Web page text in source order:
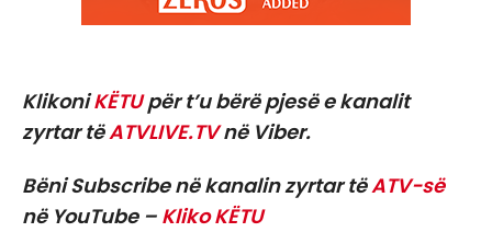
KlikoniKËTUpër t’u bërë pjesë e kanalit
zyrtar tëATVLIVE.TVnë Viber.
Bëni Subscribe në kanalin zyrtar tëATV-së
në YouTube – Kliko KËTU